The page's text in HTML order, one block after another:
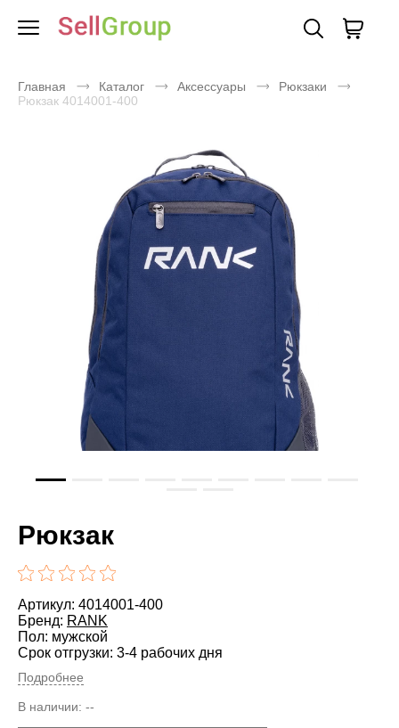
Главная Каталог Аксессуары
Рюкзаки
Рюкзак 4014001-400
Рюкзак
Артикул: 4014001-400
Бренд: RANK
Пол: мужской
Срок отгрузки: 3-4 рабочих дня
Подробнее
В наличии: --